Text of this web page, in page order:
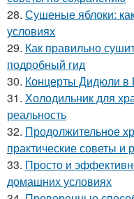
28. Сушеные яблоки:
условиях
29. Как правильно
подробный гид
30. Концерты Дидюли в
31. Холодильник для
реальность
32. Продолжительное
практические советы и
33. Просто и
домашних условиях